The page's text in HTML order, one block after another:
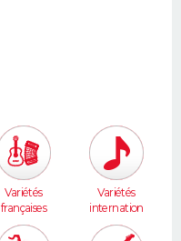
Variétés
françaises
Variétés
internation
ales